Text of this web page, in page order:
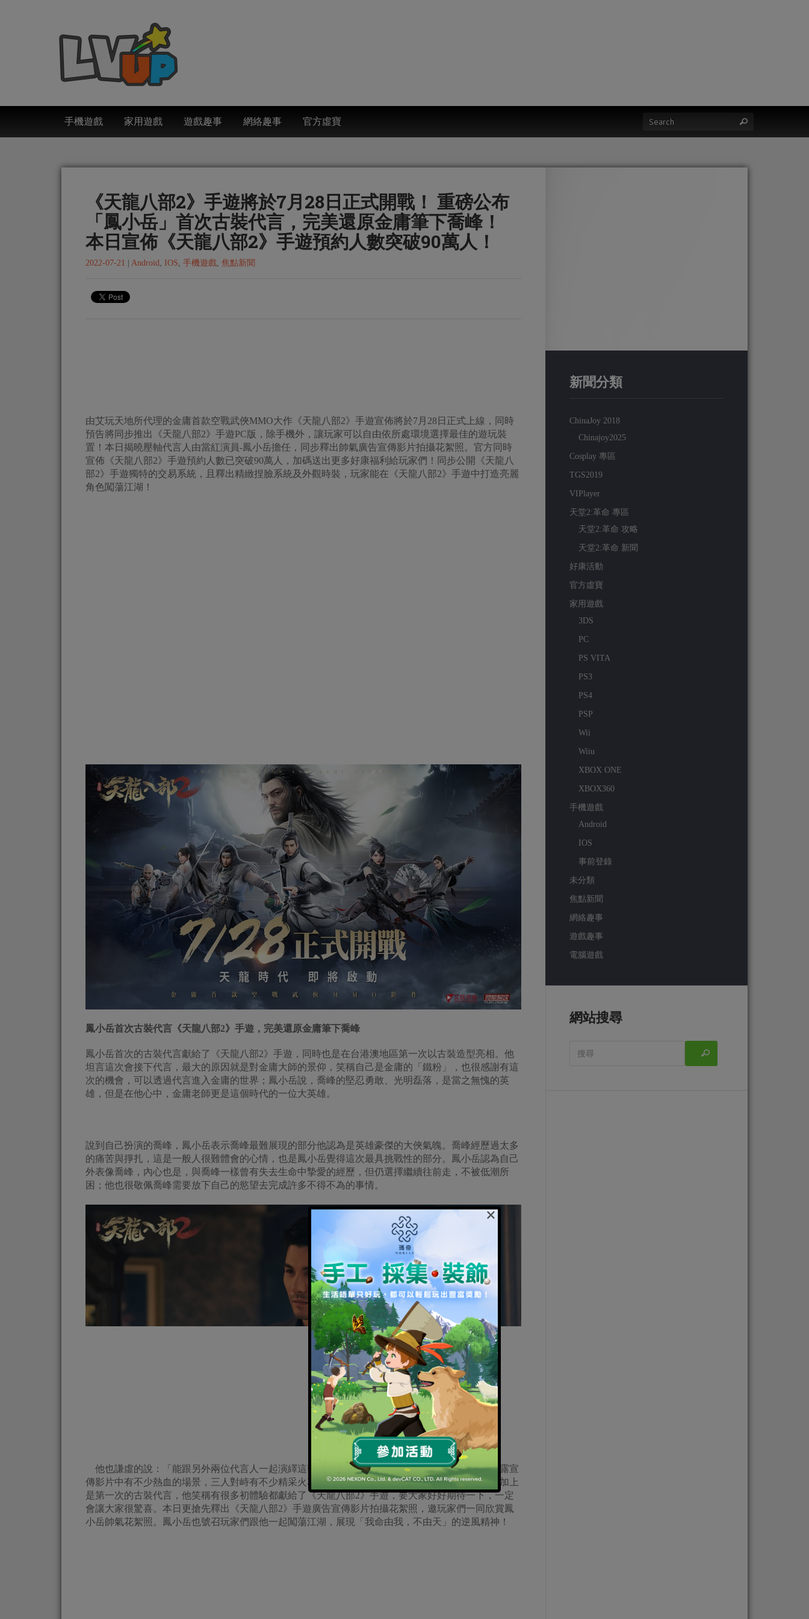
手機遊戲 家用遊戲 遊戲趣事 網絡趣事 官方虛寶
《天龍八部2》手遊將於7月28日正式開戰！ 重磅公布
「鳳小岳」首次古裝代言，完美還原金庸筆下喬峰！
本日宣佈《天龍八部2》手遊預約人數突破90萬人！
2022-07-21 Android, IOS, 手機遊戲, 焦點新聞
由艾玩天地所代理的金庸首款空戰武俠MMO大作《天龍八部2》手遊宣佈將於7月28日正式上線，同時
預告將同步推出《天龍八部2》手遊PC版，除手機外，讓玩家可以自由依所處環境選擇最佳的遊玩裝
置！本日揭曉壓軸代言人由當紅演員-鳳小岳擔任，同步釋出帥氣廣告宣傳影片拍攝花絮照。官方同時
宣佈《天龍八部2》手遊預約人數已突破90萬人，加碼送出更多好康福利給玩家們！同步公開《天龍八
部2》手遊獨特的交易系統，且釋出精緻捏臉系統及外觀時裝，玩家能在《天龍八部2》手遊中打造亮麗
角色闖蕩江湖！
鳳小岳首次古裝代言《天龍八部2》手遊，完美還原金庸筆下喬峰
鳳小岳首次的古裝代言獻給了《天龍八部2》手遊，同時也是在台港澳地區第一次以古裝造型亮相。他
坦言這次會接下代言，最大的原因就是對金庸大師的景仰，笑稱自己是金庸的「鐵粉」，也很感謝有這
次的機會，可以透過代言進入金庸的世界；鳳小岳說，喬峰的堅忍勇敢、光明磊落，是當之無愧的英
雄，但是在他心中，金庸老師更是這個時代的一位大英雄。
說到自己扮演的喬峰，鳳小岳表示喬峰最難展現的部分他認為是英雄豪傑的大俠氣魄。喬峰經歷過太多
的痛苦與掙扎，這是一般人很難體會的心情，也是鳳小岳覺得這次最具挑戰性的部分。鳳小岳認為自己
外表像喬峰，內心也是，與喬峰一樣曾有失去生命中摯愛的經歷，但仍選擇繼續往前走，不被低潮所
困；他也很敬佩喬峰需要放下自己的慾望去完成許多不得不為的事情。
他也謙虛的說：「能跟另外兩位代言人一起演繹這部經典的作品，非常的榮幸也很期待」，也透露宣
傳影片中有不少熱血的場景，三人對峙有不少精采火花！這次是他與另外兩位代言人的初次合作，加上
是第一次的古裝代言，他笑稱有很多初體驗都獻給了《天龍八部2》手遊，要大家好好期待一下，一定
會讓大家很驚喜。本日更搶先釋出《天龍八部2》手遊廣告宣傳影片拍攝花絮照，邀玩家們一同欣賞鳳
小岳帥氣花絮照。鳳小岳也號召玩家們跟他一起闖蕩江湖，展現「我命由我，不由天」的逆風精神！
新聞分類
ChinaJoy 2018
Chinajoy2025
Cosplay 專區
TGS2019
VIPlayer
天堂2:革命 專區
天堂2:革命 攻略
天堂2:革命 新聞
好康活動
官方虛寶
家用遊戲
3DS
PC
PS VITA
PS3
PS4
PSP
Wii
Wiiu
XBOX ONE
XBOX360
手機遊戲
Android
IOS
事前登錄
未分類
焦點新聞
網絡趣事
遊戲趣事
電腦遊戲
網站搜尋
×